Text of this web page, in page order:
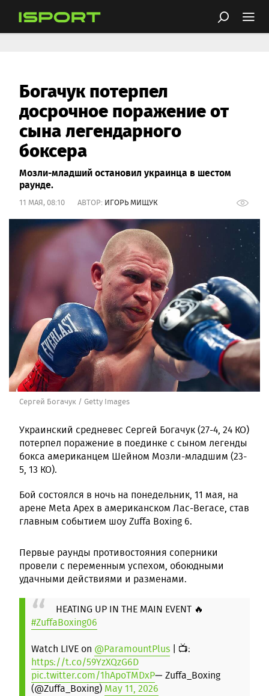
Богачук потерпел
досрочное поражение от
сына легендарного
боксера
Мозли-младший остановил украинца в шестом
раунде.
11 МАЯ, 08:10 АВТОР: ИГОРЬ МИЩУК
Сергей Богачук / Getty Images
Украинский средневес Сергей Богачук (27-4, 24 КО)
потерпел поражение в поединке с сыном легенды
бокса американцем Шейном Мозли-младшим (23-
5, 13 КО).
Бой состоялся в ночь на понедельник, 11 мая, на
арене Meta Apex в американском Лас-Вегасе, став
главным событием шоу Zuffa Boxing 6.
Первые раунды противостояния соперники
провели с переменным успехом, обоюдными
удачными действиями и разменами.
HEATING UP IN THE MAIN EVENT 🔥
#ZuffaBoxing06
Watch LIVE on @ParamountPlus | 📺:
https://t.co/59YzXQzG6D
pic.twitter.com/1hApoTMDxP— Zuffa_Boxing
(@Zuffa_Boxing) May 11, 2026